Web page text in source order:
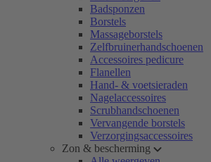
Badsponzen
Borstels
Massageborstels
Zelfbruinerhandschoenen
Accessoires pedicure
Flanellen
Hand- & voetsieraden
Nagelaccessoires
Scrubhandschoenen
Vervangende borstels
Verzorgingsaccessoires
Zon & bescherming